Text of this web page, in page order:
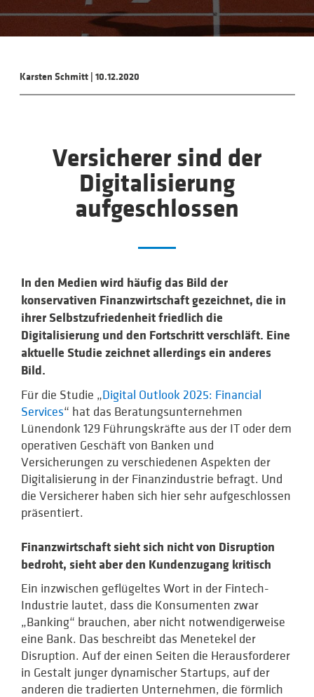
Karsten Schmitt| 10.12.2020
Versicherer sind der
Digitalisierung
aufgeschlossen
In den Medien wird häufig das Bild der
konservativen Finanzwirtschaft gezeichnet, die in
ihrer Selbstzufriedenheit friedlich die
Digitalisierung und den Fortschritt verschläft. Eine
aktuelle Studie zeichnet allerdings ein anderes
Bild.
Für die Studie „Digital Outlook 2025: Financial
Services“ hat das Beratungsunternehmen
Lünendonk 129 Führungskräfte aus der IT oder dem
operativen Geschäft von Banken und
Versicherungen zu verschiedenen Aspekten der
Digitalisierung in der Finanzindustrie befragt. Und
die Versicherer haben sich hier sehr aufgeschlossen
präsentiert.
Finanzwirtschaft sieht sich nicht von Disruption
bedroht, sieht aber den Kundenzugang kritisch
Ein inzwischen geflügeltes Wort in der Fintech-
Industrie lautet, dass die Konsumenten zwar
„Banking“ brauchen, aber nicht notwendigerweise
eine Bank. Das beschreibt das Menetekel der
Disruption. Auf der einen Seiten die Herausforderer
in Gestalt junger dynamischer Startups, auf der
anderen die tradierten Unternehmen, die förmlich